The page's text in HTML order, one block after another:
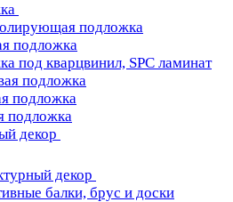
подложка
подложка
под кварцвинил, SPC ламинат
подложка
подложка
подложка
декор
декор
балки, брус и доски